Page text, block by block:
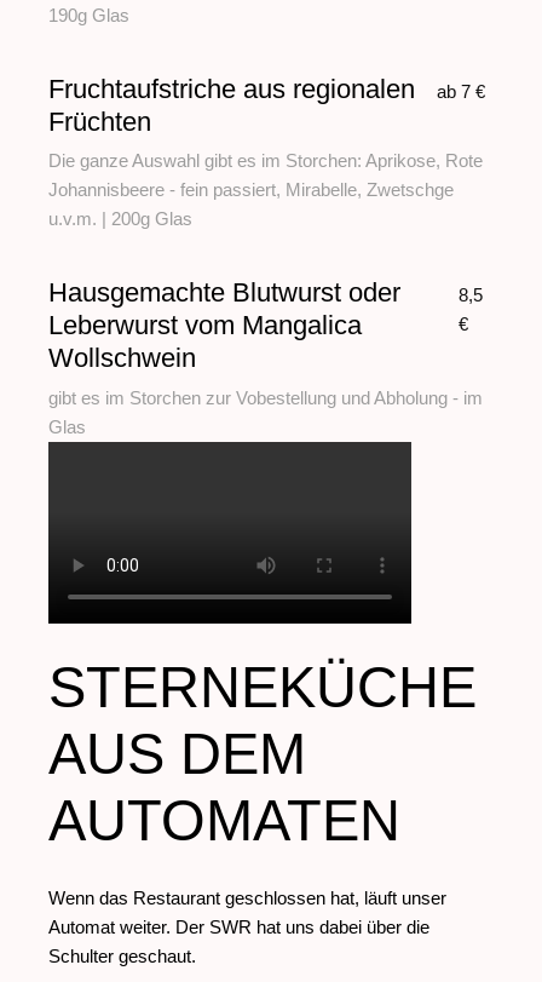
190g Glas
Fruchtaufstriche aus regionalen
Früchten
ab 7 €
Die ganze Auswahl gibt es im Storchen: Aprikose, Rote
Johannisbeere - fein passiert, Mirabelle, Zwetschge
u.v.m. | 200g Glas
Hausgemachte Blutwurst oder
Leberwurst vom Mangalica
Wollschwein
8,5
€
gibt es im Storchen zur Vobestellung und Abholung - im
Glas
STERNEKÜCHE
AUS DEM
AUTOMATEN
Wenn das Restaurant geschlossen hat, läuft unser
Automat weiter. Der SWR hat uns dabei über die
Schulter geschaut.